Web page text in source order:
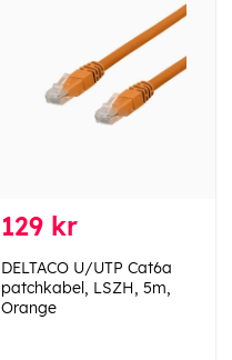
129 kr
DELTACO U/UTP Cat6a
patchkabel, LSZH, 5m,
Orange